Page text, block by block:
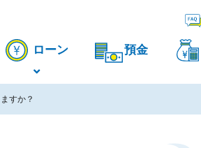
ローン 預金
すか？